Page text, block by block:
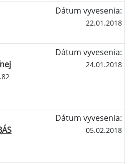
Dátum vyvesenia:
22.01.2018
Dátum vyvesenia:
24.01.2018
Dátum vyvesenia:
05.02.2018